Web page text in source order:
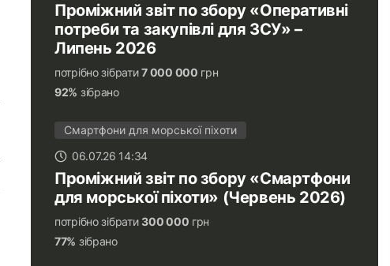
Проміжний звіт по збору «Оперативні
потреби та закупівлі для ЗСУ» –
Липень 2026
потрібно зібрати7 000 000 грн
92% зібрано
Смартфони для морської піхоти
06.07.26 14:34
Проміжний звіт по збору «Смартфони
для морської піхоти» (Червень 2026)
потрібно зібрати300 000 грн
77% зібрано